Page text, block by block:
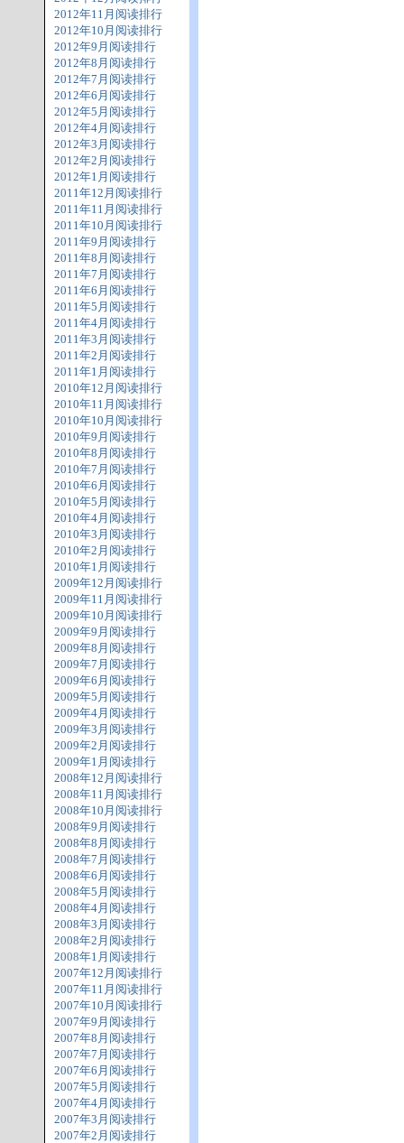
2012年11月阅读排行
2012年10月阅读排行
2012年9月阅读排行
2012年8月阅读排行
2012年7月阅读排行
2012年6月阅读排行
2012年5月阅读排行
2012年4月阅读排行
2012年3月阅读排行
2012年2月阅读排行
2012年1月阅读排行
2011年12月阅读排行
2011年11月阅读排行
2011年10月阅读排行
2011年9月阅读排行
2011年8月阅读排行
2011年7月阅读排行
2011年6月阅读排行
2011年5月阅读排行
2011年4月阅读排行
2011年3月阅读排行
2011年2月阅读排行
2011年1月阅读排行
2010年12月阅读排行
2010年11月阅读排行
2010年10月阅读排行
2010年9月阅读排行
2010年8月阅读排行
2010年7月阅读排行
2010年6月阅读排行
2010年5月阅读排行
2010年4月阅读排行
2010年3月阅读排行
2010年2月阅读排行
2010年1月阅读排行
2009年12月阅读排行
2009年11月阅读排行
2009年10月阅读排行
2009年9月阅读排行
2009年8月阅读排行
2009年7月阅读排行
2009年6月阅读排行
2009年5月阅读排行
2009年4月阅读排行
2009年3月阅读排行
2009年2月阅读排行
2009年1月阅读排行
2008年12月阅读排行
2008年11月阅读排行
2008年10月阅读排行
2008年9月阅读排行
2008年8月阅读排行
2008年7月阅读排行
2008年6月阅读排行
2008年5月阅读排行
2008年4月阅读排行
2008年3月阅读排行
2008年2月阅读排行
2008年1月阅读排行
2007年12月阅读排行
2007年11月阅读排行
2007年10月阅读排行
2007年9月阅读排行
2007年8月阅读排行
2007年7月阅读排行
2007年6月阅读排行
2007年5月阅读排行
2007年4月阅读排行
2007年3月阅读排行
2007年2月阅读排行